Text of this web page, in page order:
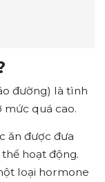
đường) là tình
quá cao.
ăn được đưa
hoạt động.
loại hormone